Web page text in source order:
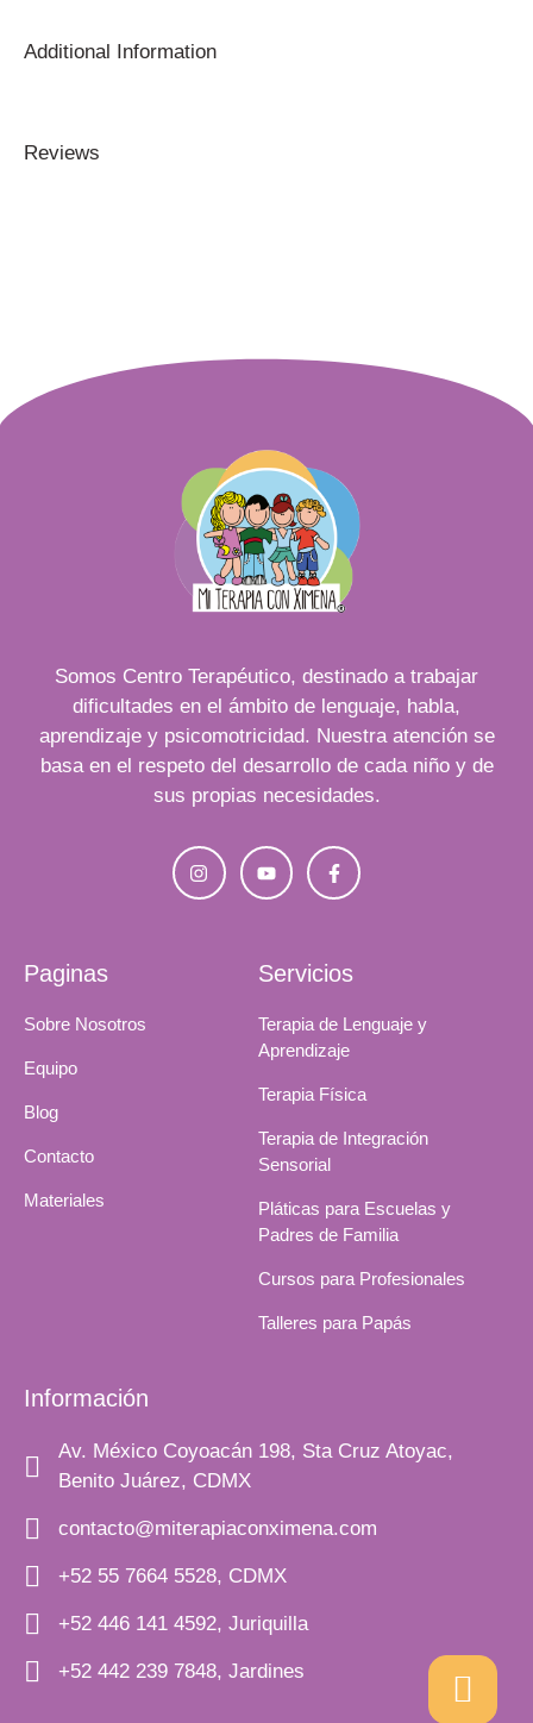
Additional Information
Reviews
Somos Centro Terapéutico, destinado a trabajar
dificultades en el ámbito de lenguaje, habla,
aprendizaje y psicomotricidad. Nuestra atención se
basa en el respeto del desarrollo de cada niño y de
sus propias necesidades.
Paginas
Sobre Nosotros
Equipo
Blog
Contacto
Materiales
Servicios
Terapia de Lenguaje y
Aprendizaje
Terapia Física
Terapia de Integración
Sensorial
Pláticas para Escuelas y
Padres de Familia
Cursos para Profesionales
Talleres para Papás
Información
Av. México Coyoacán 198, Sta Cruz Atoyac,
Benito Juárez, CDMX
contacto@miterapiaconximena.com
+52 55 7664 5528, CDMX
+52 446 141 4592, Juriquilla
+52 442 239 7848, Jardines